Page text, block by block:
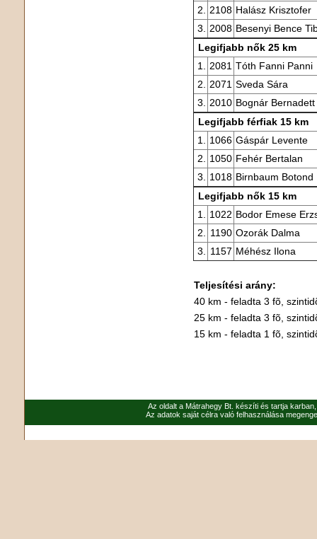
2.
2108 Halász Krisztofer
3.
2008 Besenyi Bence
Legifjabb nők 25 km
1.
2081 Tóth Fanni Panni
2.
2071 Sveda Sára
3.
2010 Bognár Bernadett
Legifjabb férfiak 15 km
1.
1066 Gáspár Levente
2.
1050 Fehér Bertalan
3.
1018 Birnbaum Botond
Legifjabb nők 15 km
1.
1022 Bodor Emese
2.
1190 Ozorák Dalma
3.
1157 Méhész Ilona
Teljesítési arány:
40 km - feladta 3 fõ,
25 km - feladta 3 fõ,
15 km - feladta 1 fõ,
Az oldalt a Mátrahegy Bt. készíti és tartja
Az adatok saját célra való felhasználása